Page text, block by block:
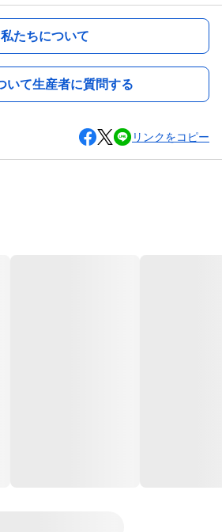
私たちについて
いて生産者に質問する
リンクをコピー